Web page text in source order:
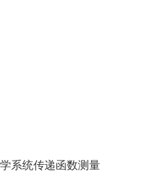
系统传递函数测量